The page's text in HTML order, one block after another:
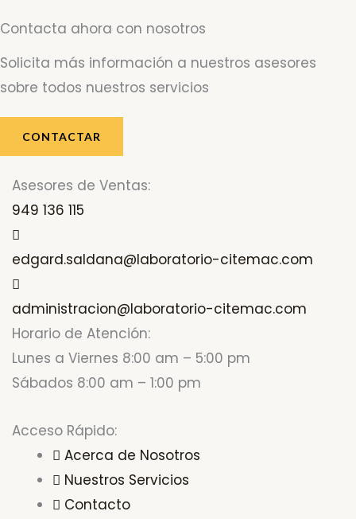
Contacta ahora con nosotros
Solicita más información a nuestros asesores
sobre todos nuestros servicios
CONTACTAR
Asesores de Ventas:
949 136 115
edgard.saldana@laboratorio-citemac.com
administracion@laboratorio-citemac.com
Horario de Atención:
Lunes a Viernes 8:00 am – 5:00 pm
Sábados 8:00 am – 1:00 pm
Acceso Rápido:
Acerca de Nosotros
Nuestros Servicios
Contacto